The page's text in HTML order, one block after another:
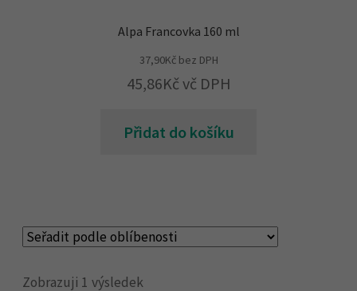
Alpa Francovka 160 ml
37,90Kčbez DPH
45,86Kč vč DPH
Přidat do košíku
Zobrazuji 1 výsledek